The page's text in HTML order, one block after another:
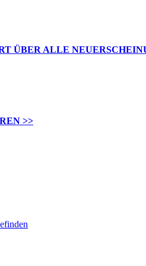
ÜBER ALLE
>>